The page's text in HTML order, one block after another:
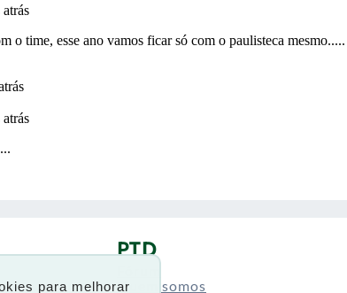
para melhorar
PTD
Quem somos